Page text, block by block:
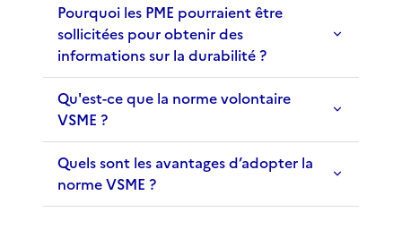
Pourquoi les PME pourraient être
sollicitées pour obtenir des
informations sur la durabilité ?
Qu'est-ce que la norme volontaire
VSME ?
Quels sont les avantages d’adopter la
norme VSME ?